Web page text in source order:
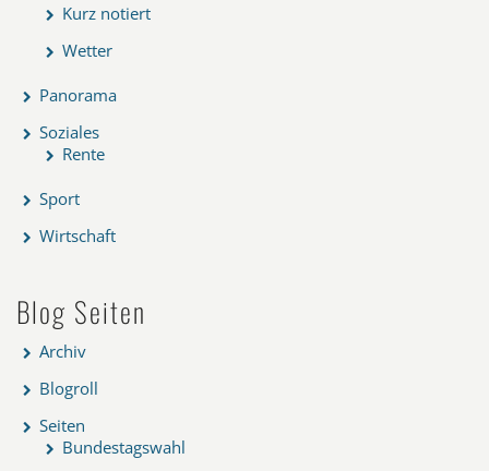
Kurz notiert
Wetter
Panorama
Soziales
Rente
Sport
Wirtschaft
Blog Seiten
Archiv
Blogroll
Seiten
Bundestagswahl